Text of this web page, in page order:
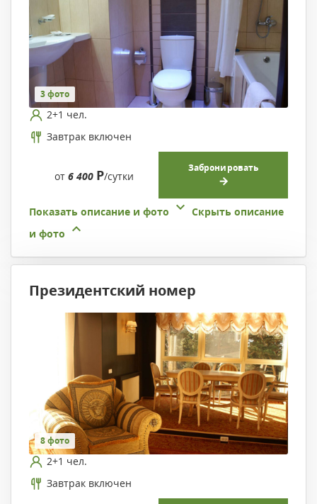
3 фото
2+1 чел.
Завтрак включен
от 6 400 Р/сутки
Забронировать
Показать описание и фото
Скрыть описание
и фото
Президентский номер
8 фото
2+1 чел.
Завтрак включен